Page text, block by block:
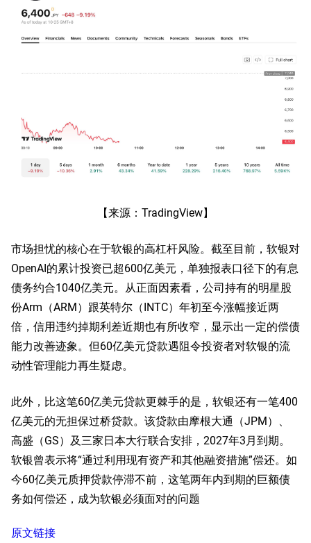
【来源：TradingView】
市场担忧的核心在于软银的高杠杆风险。截至目前，软银对
OpenAI的累计投资已超600亿美元，单独报表口径下的有息
债务约合1040亿美元。从正面因素看，公司持有的明星股
份Arm（ARM）跟英特尔（INTC）年初至今涨幅接近两
倍，信用违约掉期利差近期也有所收窄，显示出一定的偿债
能力改善迹象。但60亿美元贷款遇阻令投资者对软银的流
动性管理能力再生疑虑。
此外，比这笔60亿美元贷款更棘手的是，软银还有一笔400
亿美元的无担保过桥贷款。该贷款由摩根大通（JPM）、
高盛（GS）及三家日本大行联合安排，2027年3月到期。
软银曾表示将“通过利用现有资产和其他融资措施”偿还。如
今60亿美元质押贷款停滞不前，这笔两年内到期的巨额债
务如何偿还，成为软银必须面对的问题
原文链接